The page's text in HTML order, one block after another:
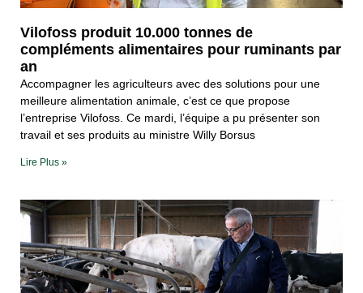
Vilofoss produit 10.000 tonnes de
compléments alimentaires pour ruminants par
an
Accompagner les agriculteurs avec des solutions pour une
meilleure alimentation animale, c’est ce que propose
l’entreprise Vilofoss. Ce mardi, l’équipe a pu présenter son
travail et ses produits au ministre Willy Borsus
Lire Plus »